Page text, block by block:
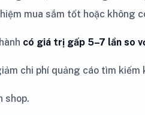
mua sắm tốt hoặc không
có giá trị gấp 5–7 lần so
chi phí quảng cáo tìm kiếm
shop.